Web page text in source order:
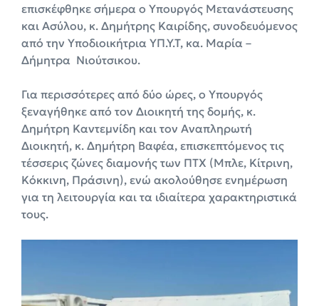
επισκέφθηκε σήμερα ο Υπουργός Μετανάστευσης
και Ασύλου, κ. Δημήτρης Καιρίδης, συνοδευόμενος
από την Υποδιοικήτρια ΥΠ.Υ.Τ, κα. Μαρία –
Δήμητρα Νιούτσικου.
Για περισσότερες από δύο ώρες, ο Υπουργός
ξεναγήθηκε από τον Διοικητή της δομής, κ.
Δημήτρη Καντεμνίδη και τον Αναπληρωτή
Διοικητή, κ. Δημήτρη Βαφέα, επισκεπτόμενος τις
τέσσερις ζώνες διαμονής των ΠΤΧ (Μπλε, Κίτρινη,
Κόκκινη, Πράσινη), ενώ ακολούθησε ενημέρωση
για τη λειτουργία και τα ιδιαίτερα χαρακτηριστικά
τους.